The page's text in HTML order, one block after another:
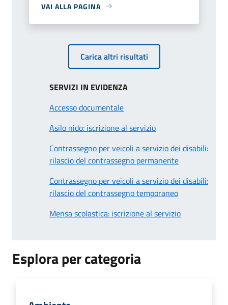
VAI ALLA PAGINA
Carica altri risultati
SERVIZI IN EVIDENZA
Accesso documentale
Asilo nido: iscrizione al servizio
Contrassegno per veicoli a servizio dei disabili:
rilascio del contrassegno permanente
Contrassegno per veicoli a servizio dei disabili:
rilascio del contrassegno temporaneo
Mensa scolastica: iscrizione al servizio
Esplora per categoria